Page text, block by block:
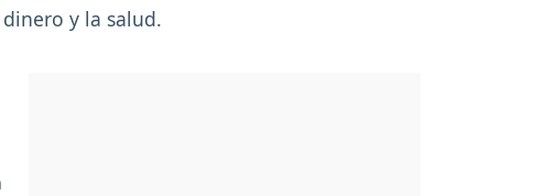
y la salud.